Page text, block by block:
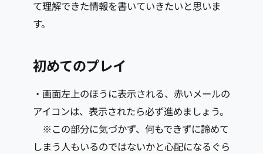
て理解できた情報を書いていきたいと思いま
す。
初めてのプレイ
・画面左上のほうに表示される、赤いメールの
アイコンは、表示されたら必ず進めましょう。
※この部分に気づかず、何もできずに諦めて
しまう人もいるのではないかと心配になるぐら